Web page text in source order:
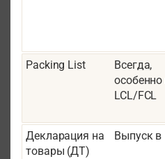
Packing List
Всегда,
особенно
LCL/FCL
Декларация на
товары (ДТ)
Выпуск